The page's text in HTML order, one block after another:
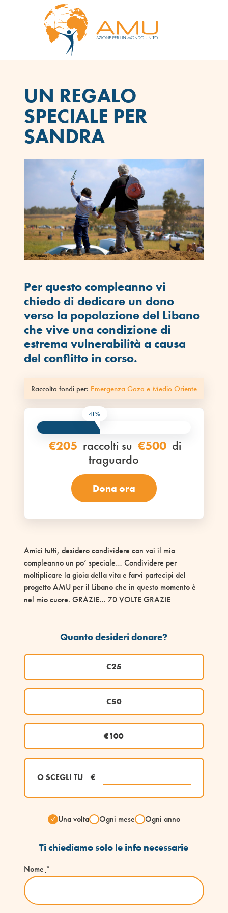
UN REGALO
SPECIALE PER
SANDRA
Per questo compleanno vi
chiedo di dedicare un dono
verso la popolazione del Libano
che vive una condizione di
estrema vulnerabilità a causa
del conflitto in corso.
Raccolta fondi per: Emergenza Gaza e Medio Oriente
41%
€205 raccolti su €500 di
traguardo
Dona ora
Amici tutti, desidero condividere con voi il mio
compleanno un po’ speciale… Condividere per
moltiplicare la gioia della vita e farvi partecipi del
progetto AMU per il Libano che in questo momento è
nel mio cuore. GRAZIE… 70 VOLTE GRAZIE
Quanto desideri donare?
€25
€50
€100
O SCEGLI TU €
Una volta Ogni mese Ogni anno
Ti chiediamo solo le info necessarie
Nome *